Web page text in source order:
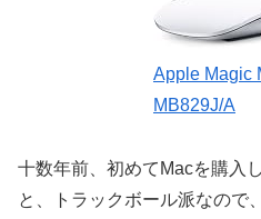
Apple Magic
MB829J/A
十数年前、初めてMacを購入
と、トラックボール派なので